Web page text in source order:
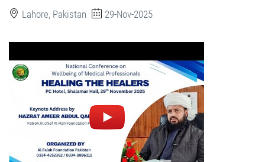
Lahore, Pakistan 29-Nov-2025